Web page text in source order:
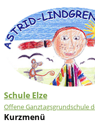
Schule Elze
Offene Ganztagsgrundschule
Kurzmenü